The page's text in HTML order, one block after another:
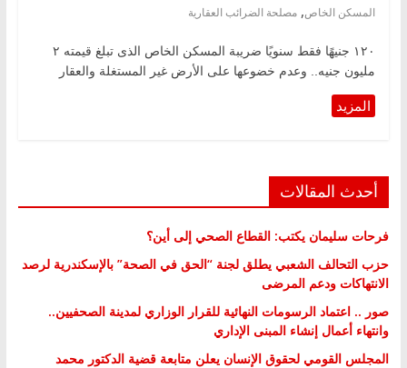
المسكن الخاص, مصلحة الضرائب العقارية
١٢٠ جنيهًا فقط سنويًا ضريبة المسكن الخاص الذى تبلغ قيمته ٢
مليون جنيه.. وعدم خضوعها على الأرض غير المستغلة والعقار
أحدث المقالات
فرحات سليمان يكتب: القطاع الصحي إلى أين؟
حزب التحالف الشعبي يطلق لجنة “الحق في الصحة” بالإسكندرية لرصد
الانتهاكات ودعم المرضى
صور .. اعتماد الرسومات النهائية للقرار الوزاري لمدينة الصحفيين..
وانتهاء أعمال إنشاء المبنى الإداري
المجلس القومي لحقوق الإنسان يعلن متابعة قضية الدكتور محمد